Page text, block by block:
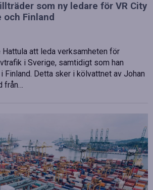
som ny ledare för VR City
och Finland
Hattula att leda verksamheten för
i Sverige, samtidigt som han
Finland. Detta sker i kölvattnet av Johan
från…